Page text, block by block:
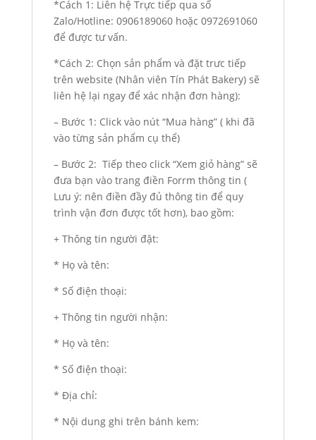
*Cách 1: Liên hệ Trực tiếp qua số
Zalo/Hotline: 0906189060 hoặc 0972691060
để được tư vấn.
*Cách 2: Chọn sản phẩm và đặt trưc tiếp
trên website (Nhân viên Tín Phát Bakery) sẽ
liên hệ lại ngay để xác nhận đơn hàng):
– Bước 1: Click vào nút “Mua hàng” ( khi đã
vào từng sản phẩm cụ thể)
– Bước 2: Tiếp theo click “Xem giỏ hàng” sẽ
đưa bạn vào trang điền Forrm thông tin (
Lưu ý: nên điền đầy đủ thông tin để quy
trình vận đơn được tốt hơn), bao gồm:
+ Thông tin người đặt:
* Họ và tên:
* Số điện thoại:
+ Thông tin người nhận:
* Họ và tên:
* Số điện thoại:
* Địa chỉ:
* Nội dung ghi trên bánh kem: